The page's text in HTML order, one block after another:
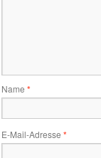
Name *
E-Mail-Adresse *